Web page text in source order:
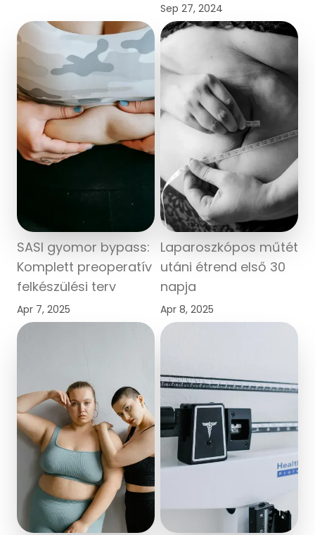
Sep 27, 2024
SASI gyomor bypass:
Komplett preoperatív
felkészülési terv
Apr 7, 2025
Laparoszkópos műtét
utáni étrend első 30
napja
Apr 8, 2025